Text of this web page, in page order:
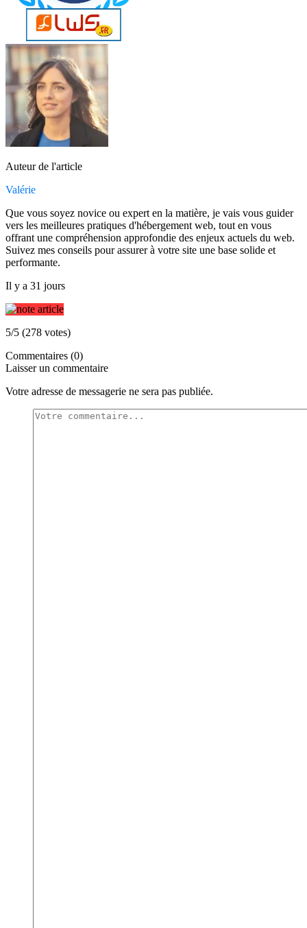
Auteur de l'article
Valérie
Que vous soyez novice ou expert en la matière, je vais vous guider
vers les meilleures pratiques d'hébergement web, tout en vous
offrant une compréhension approfondie des enjeux actuels du web.
Suivez mes conseils pour assurer à votre site une base solide et
performante.
Il y a 31 jours
5/5 (278 votes)
Commentaires (0)
Laisser un commentaire
Votre adresse de messagerie ne sera pas publiée.